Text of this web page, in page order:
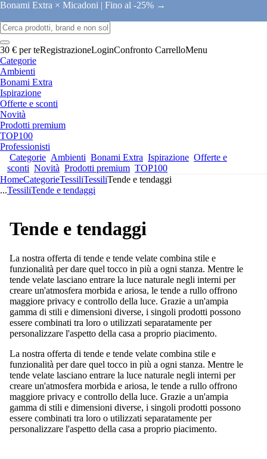
Bonami Extra × Micadoni | Fino al -25% →
30 € per teRegistrazioneLoginConfronto CarrelloMenu
Categorie
Ambienti
Bonami Extra
Ispirazione
Offerte e sconti
Novità
Prodotti premium
TOP100
Professionisti
Categorie Ambienti Bonami Extra Ispirazione Offerte e
sconti Novità Prodotti premium TOP100
HomeCategorieTessiliTessiliTende e tendaggi
...TessiliTende e tendaggi
Tende e tendaggi
La nostra offerta di tende e tende velate combina stile e
funzionalità per dare quel tocco in più a ogni stanza. Mentre le
tende velate lasciano entrare la luce naturale negli interni per
creare un'atmosfera morbida e ariosa, le tende a rullo offrono
maggiore privacy e controllo della luce. Grazie a un'ampia
gamma di stili e dimensioni diverse, i singoli prodotti possono
essere combinati tra loro o utilizzati separatamente per
personalizzare l'aspetto della casa a proprio piacimento.
La nostra offerta di tende e tende velate combina stile e
funzionalità per dare quel tocco in più a ogni stanza. Mentre le
tende velate lasciano entrare la luce naturale negli interni per
creare un'atmosfera morbida e ariosa, le tende a rullo offrono
maggiore privacy e controllo della luce. Grazie a un'ampia
gamma di stili e dimensioni diverse, i singoli prodotti possono
essere combinati tra loro o utilizzati separatamente per
personalizzare l'aspetto della casa a proprio piacimento.